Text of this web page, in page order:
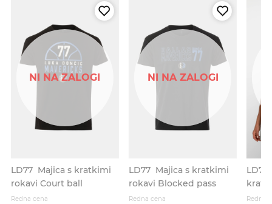
NI NA ZALOGI
LD77 Majica s kratkimi
rokavi Court ball
Redna cena
NI NA ZALOGI
LD77 Majica s kratkimi
rokavi Blocked pass
Redna cena
LD77
#77
Redna